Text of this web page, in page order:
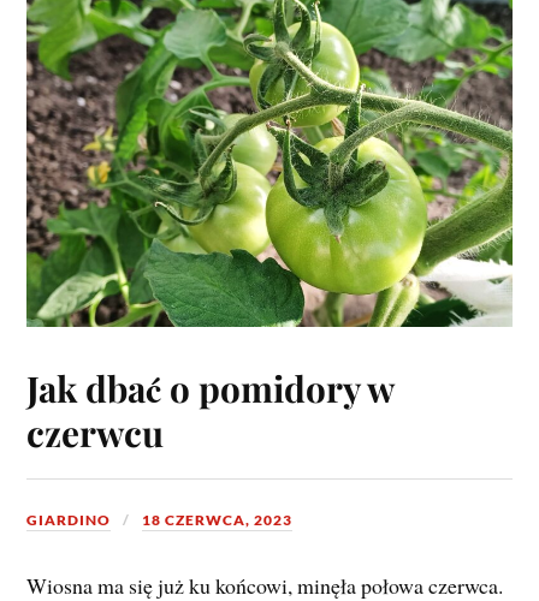
Jak dbać o pomidory w
czerwcu
GIARDINO 18 CZERWCA, 2023
Wiosna ma się już ku końcowi, minęła połowa czerwca.